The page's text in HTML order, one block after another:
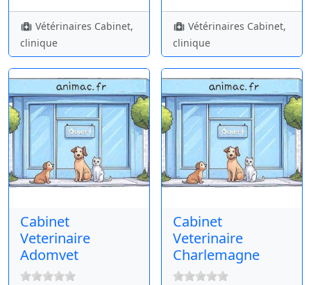
Vétérinaires Cabinet,
clinique
Vétérinaires Cabinet,
clinique
Cabinet
Veterinaire
Adomvet
Cabinet
Veterinaire
Charlemagne